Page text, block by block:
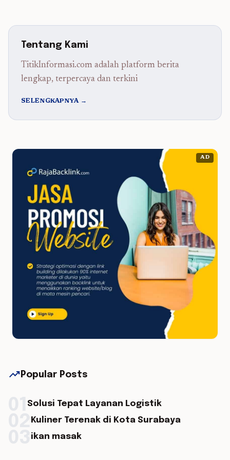
Tentang Kami
TitikInformasi.com adalah platform berita
lengkap, terpercaya dan terkini
SELENGKAPNYA →
AD
trending_up Popular Posts
Solusi Tepat Layanan Logistik
Kuliner Terenak di Kota Surabaya
ikan masak